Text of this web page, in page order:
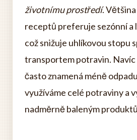
životnímu prostředí.
receptů preferuje sezónní a
což snižuje uhlíkovou stopu
transportem potravin. Navíc
často znamená méně
využíváme celé potraviny a
nadměrně baleným